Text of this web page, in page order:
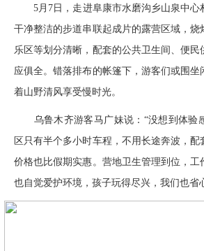
5月7日，走进阜康市水磨沟乡山泉中心
干净整洁的步道串联起成片的露营区域，烧
乐区等划分清晰，配套的公共卫生间、便
应俱全。错落排布的帐篷下，游客们或围
着山野清风享受慢时光。
乌鲁木齐游客马广妹说：“没想到体验
区只有半个多小时车程，不用长途奔波，配
价格也比假期实惠。营地卫生管理到位，工
也自觉爱护环境，孩子玩得尽兴，我们也省